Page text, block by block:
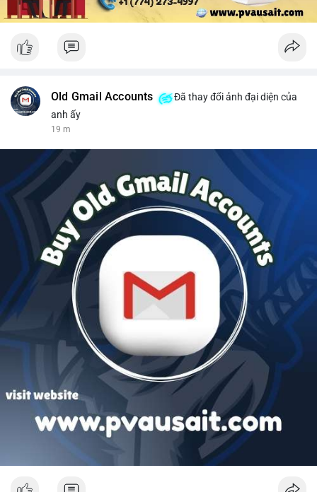
Old Gmail Accounts
Đã thay đổi ảnh đại diện của
anh ấy
19 m